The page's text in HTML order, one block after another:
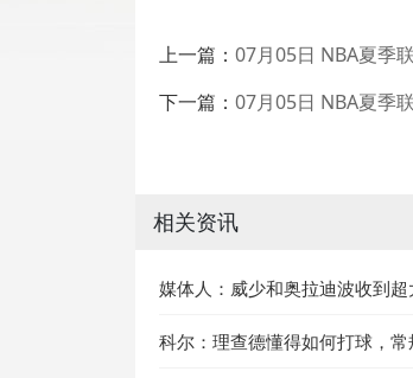
上一篇： 07月05日 NBA夏季
下一篇： 07月05日 NBA夏季
相关资讯
媒体人：威少和奥拉迪波收到
科尔：理查德懂得如何打球，